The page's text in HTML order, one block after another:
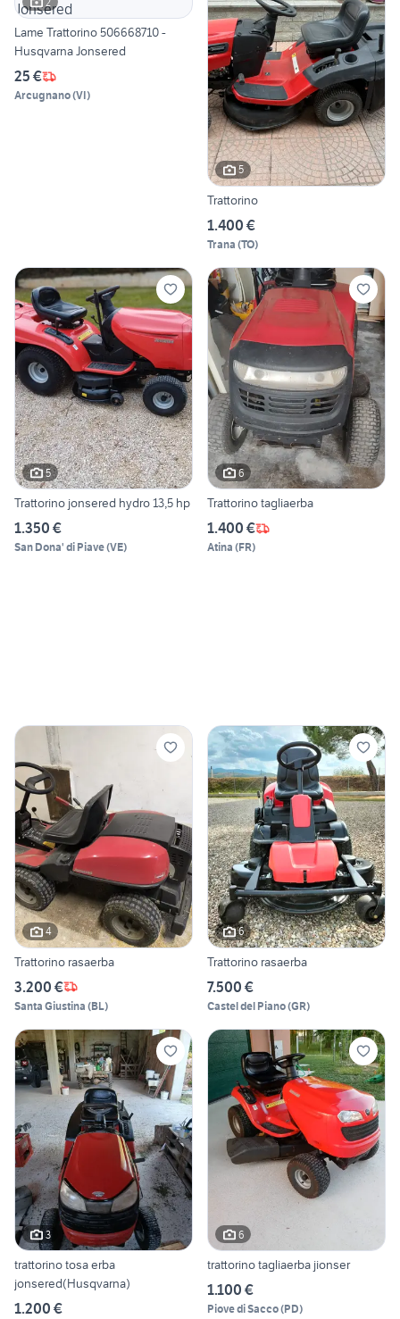
Lame Trattorino 506668710 -
Husqvarna Jonsered
25 €
Arcugnano(VI)
5
Trattorino
1.400 €
Trana (TO)
5
Trattorino jonsered hydro 13,5 hp
1.350 €
San Dona' di Piave(VE)
6
Trattorino tagliaerba
1.400 €
Atina (FR)
4
Trattorino rasaerba
3.200 €
Santa Giustina (BL)
6
Trattorino rasaerba
7.500 €
Castel del Piano(GR)
3
trattorino tosa erba
jonsered(Husqvarna)
1.200 €
6
trattorino tagliaerba jionser
1.100 €
Piove di Sacco(PD)